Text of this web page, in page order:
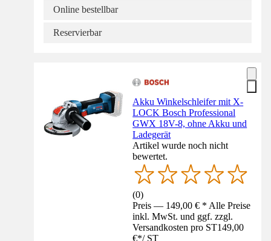
Online bestellbar
Reservierbar
Akku Winkelschleifer mit X-
LOCK Bosch Professional
GWX 18V-8, ohne Akku und
Ladegerät
Artikel wurde noch nicht
bewertet.
(0)
Preis — 149,00 € * Alle Preise
inkl. MwSt. und ggf. zzgl.
Versandkosten pro ST149,00
€*/ ST